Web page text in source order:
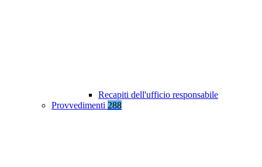
Recapiti dell'ufficio responsabile
Provvedimenti 288